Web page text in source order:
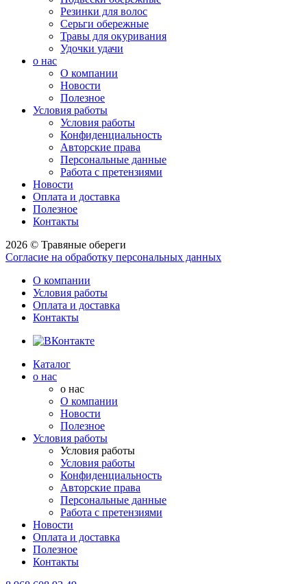
Резинки для волос
Серьги обережные
Травы для окуривания
Удочки удачи
о нас
О компании
Новости
Полезное
Условия работы
Условия работы
Конфиденциальность
Авторские права
Персональные данные
Работа с претензиями
Новости
Оплата и доставка
Полезное
Контакты
2026 © Травяные обереги
Согласие на обработку персональных данных
О компании
Условия работы
Оплата и доставка
Контакты
Каталог
о нас
о нас
О компании
Новости
Полезное
Условия работы
Условия работы
Условия работы
Конфиденциальность
Авторские права
Персональные данные
Работа с претензиями
Новости
Оплата и доставка
Полезное
Контакты